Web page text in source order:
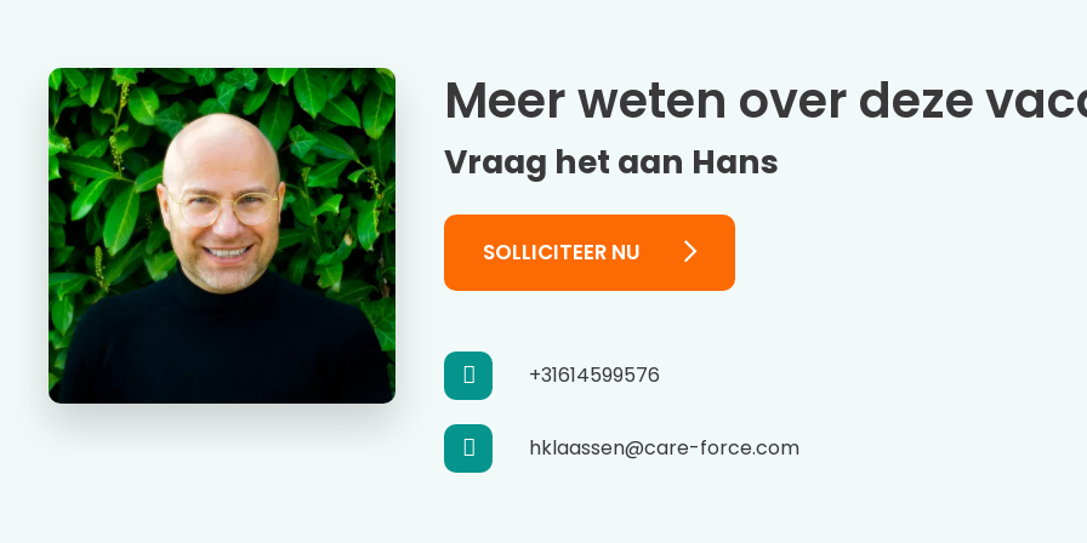
Meer weten over deze
Vraag het aan Hans
SOLLICITEER NU
+31614599576
hklaassen@care-force.com